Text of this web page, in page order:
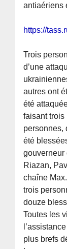
antiaériens
https://
Trois
d’une
autres ont
été
faisant trois
personnes,
été
gouverneur
Riazan,
chaîne
trois
douze
Toutes les
plus brefs